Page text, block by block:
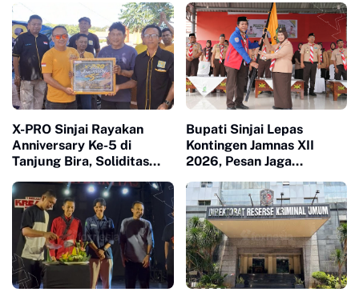
X-PRO Sinjai Rayakan
Anniversary Ke-5 di
Tanjung Bira, Soliditas
Terbendung
Bupati Sinjai Lepas
Kontingen Jamnas XII
2026, Pesan Jaga
Prestasi